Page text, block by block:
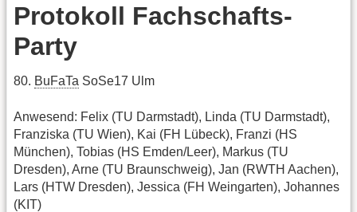
Protokoll Fachschafts-
Party
80. BuFaTa SoSe17 Ulm
Anwesend: Felix (TU Darmstadt), Linda (TU Darmstadt),
Franziska (TU Wien), Kai (FH Lübeck), Franzi (HS
München), Tobias (HS Emden/Leer), Markus (TU
Dresden), Arne (TU Braunschweig), Jan (RWTH Aachen),
Lars (HTW Dresden), Jessica (FH Weingarten), Johannes
(KIT)